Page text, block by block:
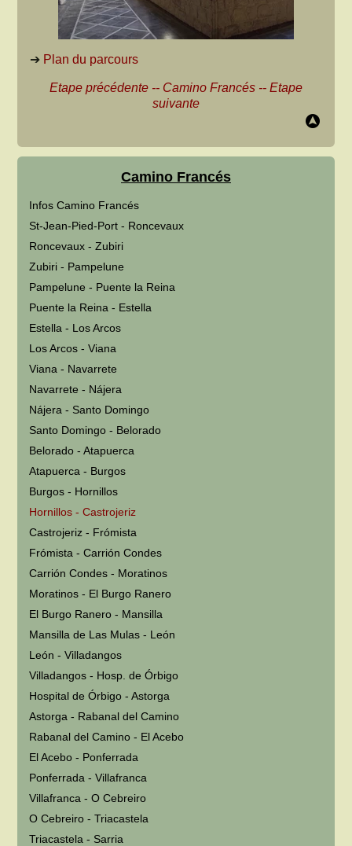
Camino Francés
Infos Camino Francés
St-Jean-Pied-Port - Roncevaux
Roncevaux - Zubiri
Zubiri - Pampelune
Pampelune - Puente la Reina
Puente la Reina - Estella
Estella - Los Arcos
Los Arcos - Viana
Viana - Navarrete
Navarrete - Nájera
Nájera - Santo Domingo
Santo Domingo - Belorado
Belorado - Atapuerca
Atapuerca - Burgos
Burgos - Hornillos
Hornillos - Castrojeriz
Castrojeriz - Frómista
Frómista - Carrión Condes
Carrión Condes - Moratinos
Moratinos - El Burgo Ranero
El Burgo Ranero - Mansilla
Mansilla de Las Mulas - León
León - Villadangos
Villadangos - Hosp. de Órbigo
Hospital de Órbigo - Astorga
Astorga - Rabanal del Camino
Rabanal del Camino - El Acebo
El Acebo - Ponferrada
Ponferrada - Villafranca
Villafranca - O Cebreiro
O Cebreiro - Triacastela
Triacastela - Sarria
➔ Plan du parcours
Etape précédente -- Camino Francés -- Etape
suivante